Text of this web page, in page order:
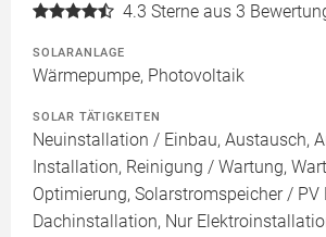
4.3 Sterne aus 3
SOLARANLAGE
Wärmepumpe, Photovoltaik
SOLAR TÄTIGKEITEN
Neuinstallation / Einbau, Austausch,
Installation, Reinigung / Wartung,
Optimierung, Solarstromspeicher / PV
Dachinstallation, Nur